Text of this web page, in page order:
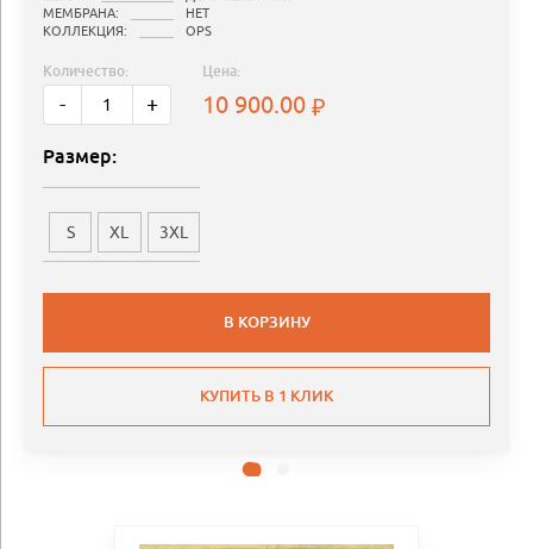
МЕМБРАНА:
НЕТ
КОЛЛЕКЦИЯ:
OPS
Количество:
- +
Цена:
10 900.00
Размер:
S XL 3XL
В КОРЗИНУ
КУПИТЬ В 1 КЛИК